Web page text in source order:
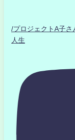
/プロジェクトA子
人生